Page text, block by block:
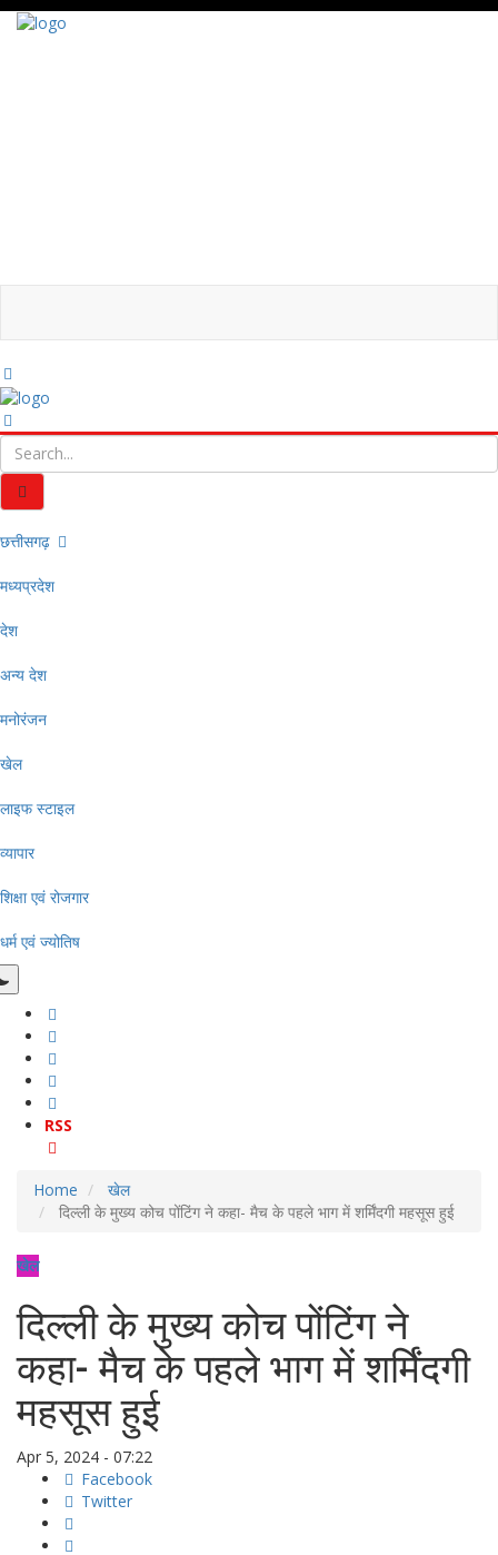
छत्तीसगढ़
मध्यप्रदेश
देश
अन्य देश
मनोरंजन
खेल
लाइफ स्टाइल
व्यापार
शिक्षा एवं रोजगार
धर्म एवं ज्योतिष
RSS
Home
खेल
दिल्ली के मुख्य कोच पोंटिंग ने कहा- मैच के पहले भाग में शर्मिंदगी महसूस हुई
खेल
दिल्ली के मुख्य कोच पोंटिंग ने
कहा- मैच के पहले भाग में शर्मिंदगी
महसूस हुई
Apr 5, 2024 - 07:22
Facebook
Twitter